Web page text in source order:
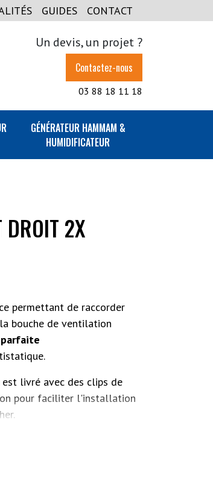
GUIDES CONTACT
Un devis, un projet ?
Contactez-nous
03 88 18 11 18
GÉNÉRATEUR HAMMAM &
HUMIDIFICATEUR
DROIT 2X
permettant de raccorder
bouche de ventilation
livré avec des clips de
pour faciliter l'installation